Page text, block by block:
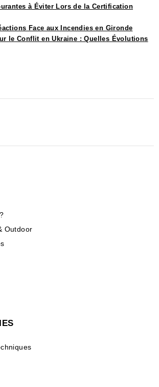
à Éviter Lors de la Certification
Face aux Incendies en Gironde
le Conflit en Ukraine : Quelles Évolutions
Outdoor